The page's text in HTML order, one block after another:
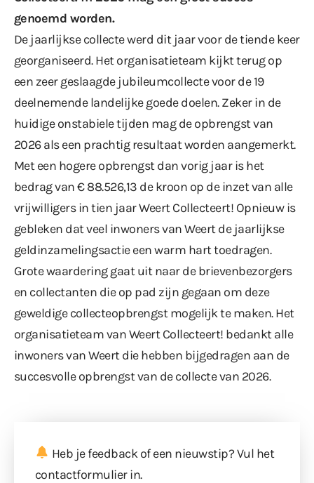
genoemd worden.
De jaarlijkse collecte werd dit jaar voor de tiende keer
georganiseerd. Het organisatieteam kijkt terug op
een zeer geslaagde jubileumcollecte voor de 19
deelnemende landelijke goede doelen. Zeker in de
huidige onstabiele tijden mag de opbrengst van
2026 als een prachtig resultaat worden aangemerkt.
Met een hogere opbrengst dan vorig jaar is het
bedrag van € 88.526,13 de kroon op de inzet van alle
vrijwilligers in tien jaar Weert Collecteert! Opnieuw is
gebleken dat veel inwoners van Weert de jaarlijkse
geldinzamelingsactie een warm hart toedragen.
Grote waardering gaat uit naar de brievenbezorgers
en collectanten die op pad zijn gegaan om deze
geweldige collecteopbrengst mogelijk te maken. Het
organisatieteam van Weert Collecteert! bedankt alle
inwoners van Weert die hebben bijgedragen aan de
succesvolle opbrengst van de collecte van 2026.
Heb je feedback of een nieuwstip? Vul het
contactformulierin.